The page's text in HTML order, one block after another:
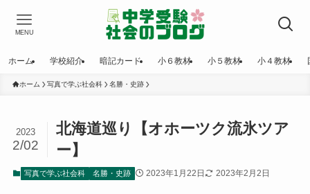
MENU
ホーム 学校紹介 暗記カード 小６教材 小５教材 小４教材
ホーム 写真で学ぶ社会科 名勝・史跡
北海道巡り【オホーツク流氷ツア
ー】
2023
2/02
写真で学ぶ社会科 名勝・史跡 2023年1月22日 2023年2月2日